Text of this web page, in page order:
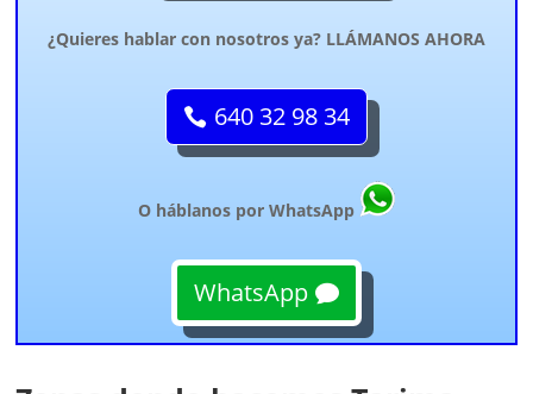
¿Quieres hablar con nosotros ya? LLÁMANOS AHORA
640 32 98 34
O háblanos por WhatsApp
WhatsApp